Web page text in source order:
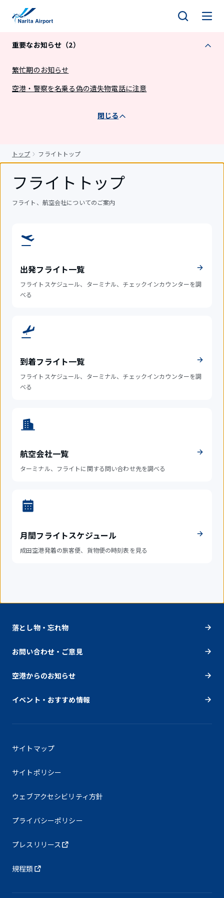
重要なお知らせ（2）
繁忙期のお知らせ
空港・警察を名乗る偽の遺失物電話に注意
閉じる
トップ フライトトップ
フライトトップ
フライト、航空会社についてのご案内
出発フライト一覧
フライトスケジュール、ターミナル、チェックインカウンターを調
べる
到着フライト一覧
フライトスケジュール、ターミナル、チェックインカウンターを調
べる
航空会社一覧
ターミナル、フライトに関する問い合わせ先を調べる
月間フライトスケジュール
成田空港発着の旅客便、貨物便の時刻表を見る
落とし物・忘れ物
お問い合わせ・ご意見
空港からのお知らせ
イベント・おすすめ情報
サイトマップ
サイトポリシー
ウェブアクセシビリティ方針
プライバシーポリシー
プレスリリース
規程類